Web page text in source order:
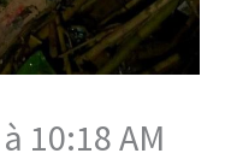
10:18 AM